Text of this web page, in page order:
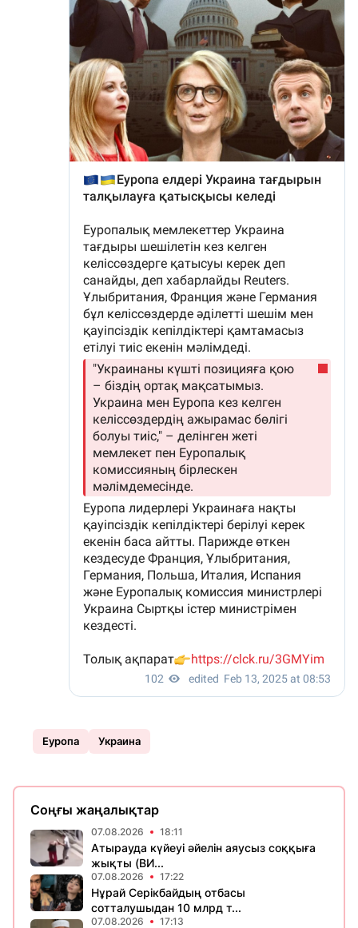
Еуропа Украина
Соңғы жаңалықтар
07.08.2026 18:11
Атырауда күйеуі әйелін аяусыз соққыға
жықты (ВИ...
07.08.2026 17:22
Нұрай Серікбайдың отбасы
сотталушыдан 10 млрд т...
07.08.2026 17:13